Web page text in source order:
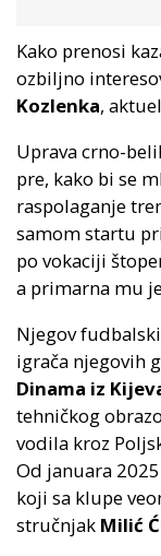
Kako prenosi
ozbiljno
Kozlenka,
Uprava crno-
pre, kako bi se
raspolaganje
samom startu
po vokaciji
a primarna mu
Njegov
igrača njegovih
Dinama iz
tehničkog
vodila kroz
Od januara
koji sa klupe
stručnjak Milić